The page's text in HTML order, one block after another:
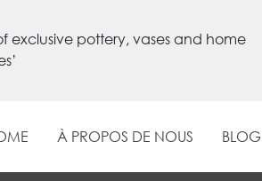
exclusive pottery, vases and home
À PROPOS DE NOUS BLOG